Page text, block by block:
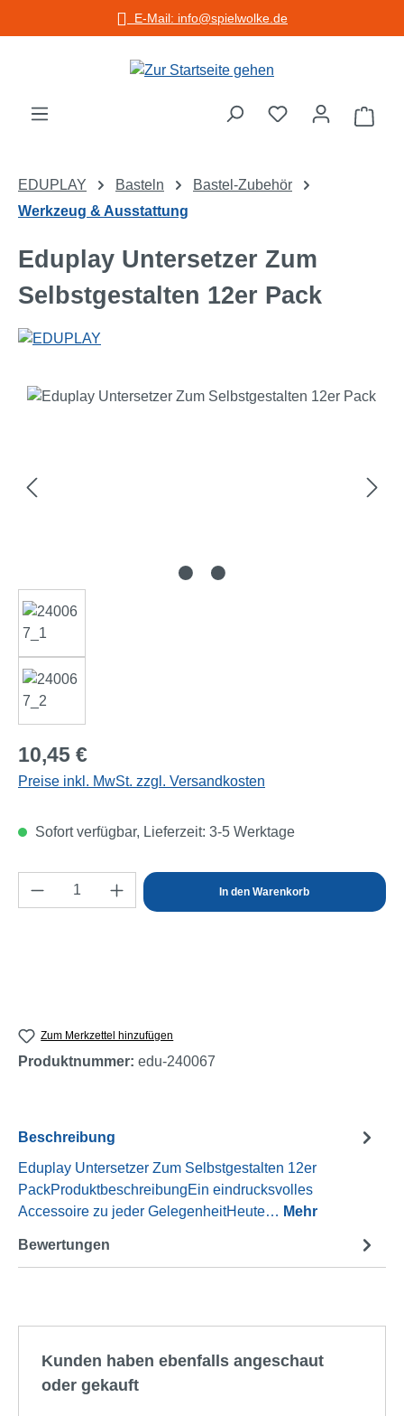
Zum Hauptinhalt springenE-Mail: info@spielwolke.de
EDUPLAY Basteln
Bastel-Zubehör
Werkzeug & Ausstattung
Eduplay Untersetzer Zum
Selbstgestalten 12er Pack
Regulärer Preis:
10,45 €
Preise inkl. MwSt. zzgl. Versandkosten
Sofort verfügbar, Lieferzeit: 3-5 Werktage
Produkt Anzahl: Gib den gewünschten
In den Warenkorb
Zum Merkzettel hinzufügen
Produktnummer: edu-240067
Beschreibung
Eduplay Untersetzer Zum Selbstgestalten 12er
PackProduktbeschreibungEin eindrucksvolles
Accessoire zu jeder GelegenheitHeute… Mehr
Bewertungen
Kunden haben ebenfalls angeschaut
oder gekauft